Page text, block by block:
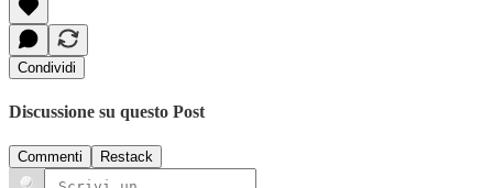
Condividi
Discussione su questo Post
Commenti Restack